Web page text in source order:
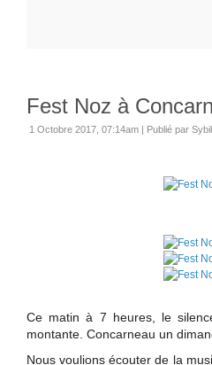
Fest Noz à
1 Octobre 2017, 07:14am | Publié par
Ce matin à 7 heures, le
montante. Concarneau un
Nous voulions écouter de la